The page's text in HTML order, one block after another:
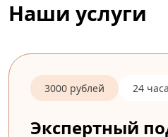
Наши услуги
3000 рублей 24 часа
Экспертный